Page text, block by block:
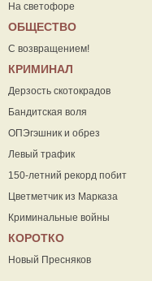
На светофоре
ОБЩЕСТВО
С возвращением!
КРИМИНАЛ
Дерзость скотокрадов
Бандитская воля
ОПЭгэшник и обрез
Левый трафик
150-летний рекорд побит
Цветметчик из Марказа
Криминальные войны
КОРОТКО
Новый Пресняков